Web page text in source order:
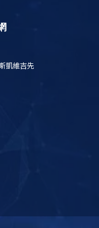
凱維吉先